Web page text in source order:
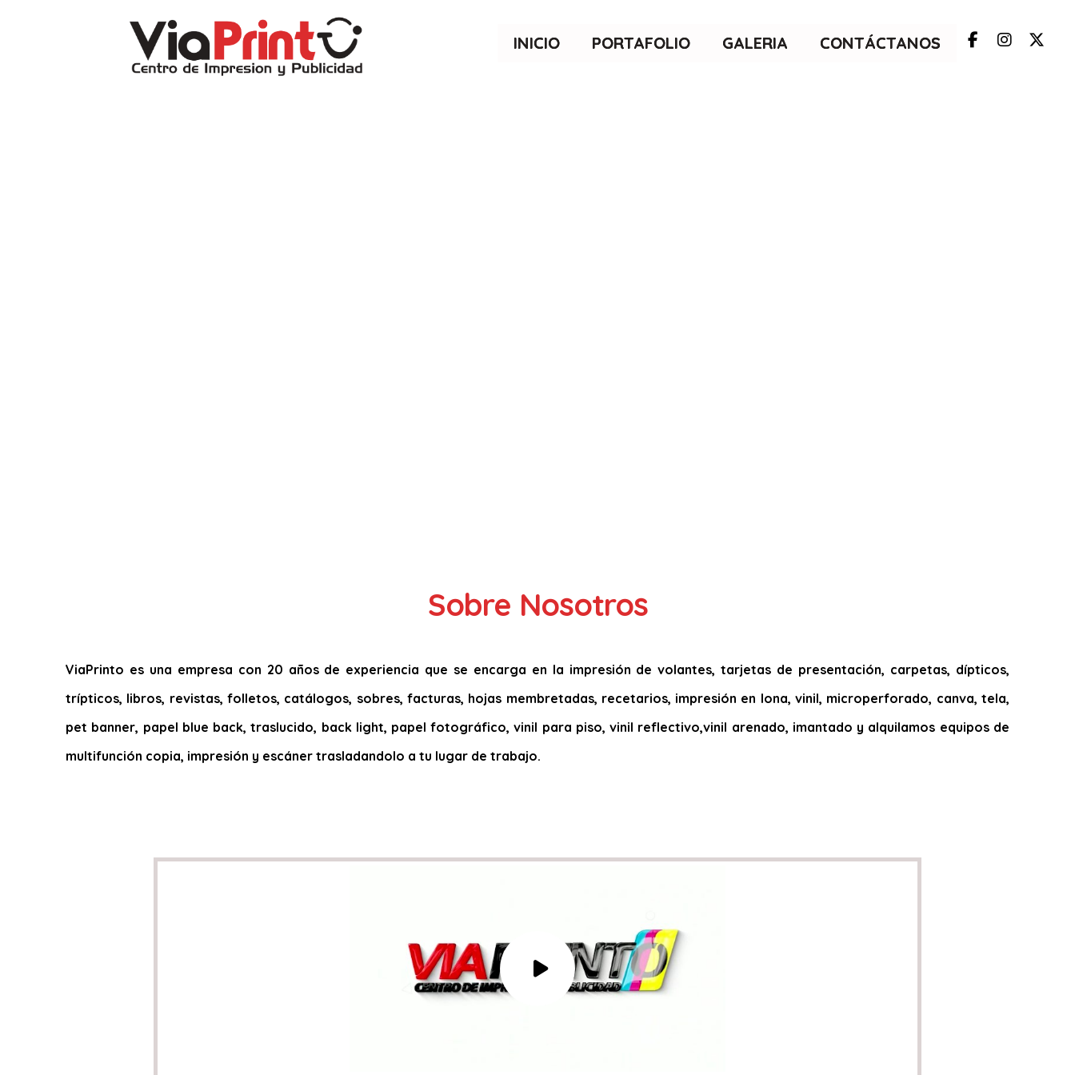
INICIO PORTAFOLIO GALERIA CONTÁCTANOS
Sobre Nosotros
ViaPrinto es una empresa con 20 años de experiencia que se encarga en la impresión de volantes, tarjetas de presentación, carpetas, dípticos,
trípticos, libros, revistas, folletos, catálogos, sobres, facturas, hojas membretadas, recetarios, impresión en lona, vinil, microperforado, canva, tela,
pet banner, papel blue back, traslucido, back light, papel fotográfico, vinil para piso, vinil reflectivo,vinil arenado, imantado y alquilamos equipos de
multifunción copia, impresión y escáner trasladandolo a tu lugar de trabajo.